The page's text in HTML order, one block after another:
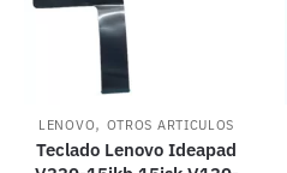
LENOVO, OTROS ARTICULOS
Teclado Lenovo Ideapad